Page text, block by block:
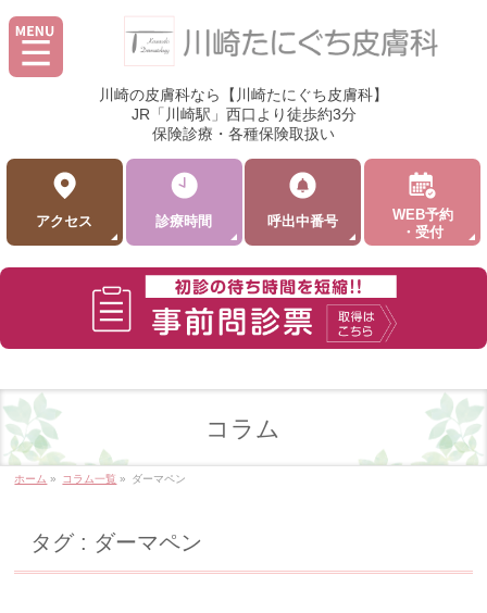
川崎の皮膚科なら【川崎たにぐち皮膚科】
JR「川崎駅」西口より徒歩約3分
保険診療・各種保険取扱い
アクセス 診療時間 呼出中番号
WEB予約
・受付
コラム
ホーム » コラム一覧 » ダーマペン
タグ : ダーマペン